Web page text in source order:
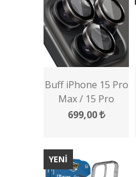
Buff iPhone 15 Pro
Max / 15 Pro
Kamera Metal Lens
699,00
YENİ